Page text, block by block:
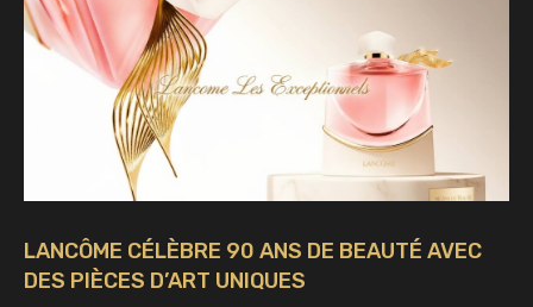
LANCÔME CÉLÈBRE 90 ANS DE BEAUTÉ AVEC
DES PIÈCES D’ART UNIQUES